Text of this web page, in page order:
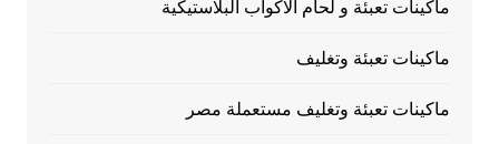
ماكينات تعبئة و لحام الاكواب البلاستيكية
ماكينات تعبئة وتغليف
ماكينات تعبئة وتغليف مستعملة مصر